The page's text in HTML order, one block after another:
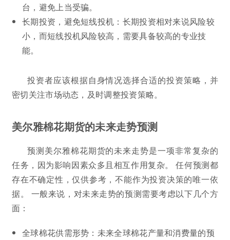
台，避免上当受骗。
长期投资，避免短线投机：长期投资相对来说风险较
小，而短线投机风险较高，需要具备较高的专业技
能。
投资者应该根据自身情况选择合适的投资策略，并
密切关注市场动态，及时调整投资策略。
美尔雅棉花期货的未来走势预测
预测美尔雅棉花期货的未来走势是一项非常复杂的
任务，因为影响因素众多且相互作用复杂。 任何预测都
存在不确定性，仅供参考，不能作为投资决策的唯一依
据。 一般来说，对未来走势的预测需要考虑以下几个方
面：
全球棉花供需形势：未来全球棉花产量和消费量的预